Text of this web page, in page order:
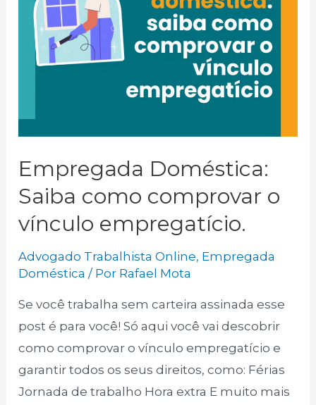
Empregada Doméstica:
Saiba como comprovar o
vínculo empregatício.
Advogado Trabalhista Online, Empregada
Doméstica / Por Rafael Mota
Se você trabalha sem carteira assinada esse
post é para você! Só aqui você vai descobrir
como comprovar o vínculo empregatício e
garantir todos os seus direitos, como: Férias
Jornada de trabalho Hora extra E muito mais